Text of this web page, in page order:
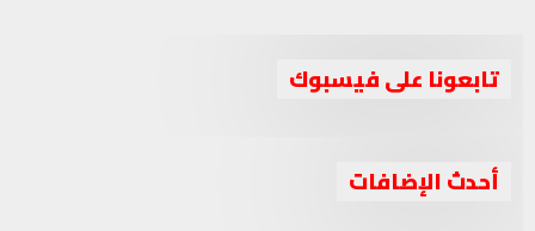
تابعونا على فيسبوك
أحدث الإضافات